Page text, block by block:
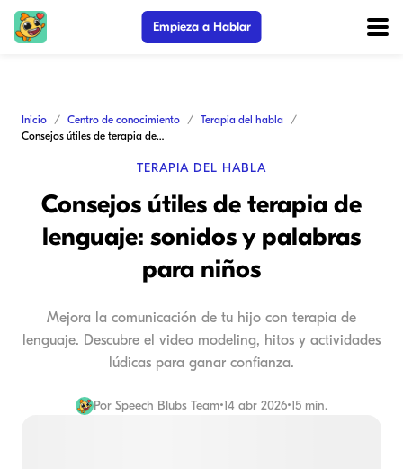
Empieza a Hablar
Inicio Centro de conocimiento
Terapia del habla
Consejos útiles de terapia de lenguaje: sonidos y palabras para niños
TERAPIA DEL HABLA
Consejos útiles de terapia de
lenguaje: sonidos y palabras
para niños
Mejora la comunicación de tu hijo con terapia de
lenguaje. Descubre el video modeling, hitos y actividades
lúdicas para ganar confianza.
Por Speech Blubs Team•14 abr 2026•15 min.